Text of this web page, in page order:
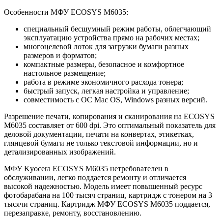
Особенности МФУ ECOSYS M6035:
специальный бесшумный режим работы, облегчающий
эксплуатацию устройства прямо на рабочих местах;
многоцелевой лоток для загрузки бумаги разных
размеров и форматов;
компактные размеры, безопасное и комфортное
настольное размещение;
работа в режиме экономичного расхода тонера;
быстрый запуск, легкая настройка и управление;
совместимость с ОС Mac OS, Windows разных версий.
Разрешение печати, копирования и сканирования на ECOSYS
M6035 составляет от 600 dpi. Это оптимальный показатель для
деловой документации, печати на конвертах, этикетках,
глянцевой бумаги не только текстовой информации, но и
детализированных изображений.
МФУ Kyocera ECOSYS M6035 нетребователен в
обслуживании, легко поддается ремонту и отличается
высокой надежностью. Модель имеет повышенный ресурс
фотобарабана на 100 тысяч страниц, картридж с тонером на 3
тысячи страниц. Картридж МФУ ECOSYS M6035 поддается,
перезаправке, ремонту, восстановлению.